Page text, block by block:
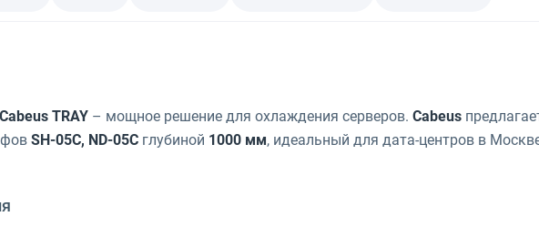
TRAY – мощное решение для охлаждения серверов. Cabeus
SH-05C, ND-05C глубиной 1000 мм, идеальный для дата-центров в